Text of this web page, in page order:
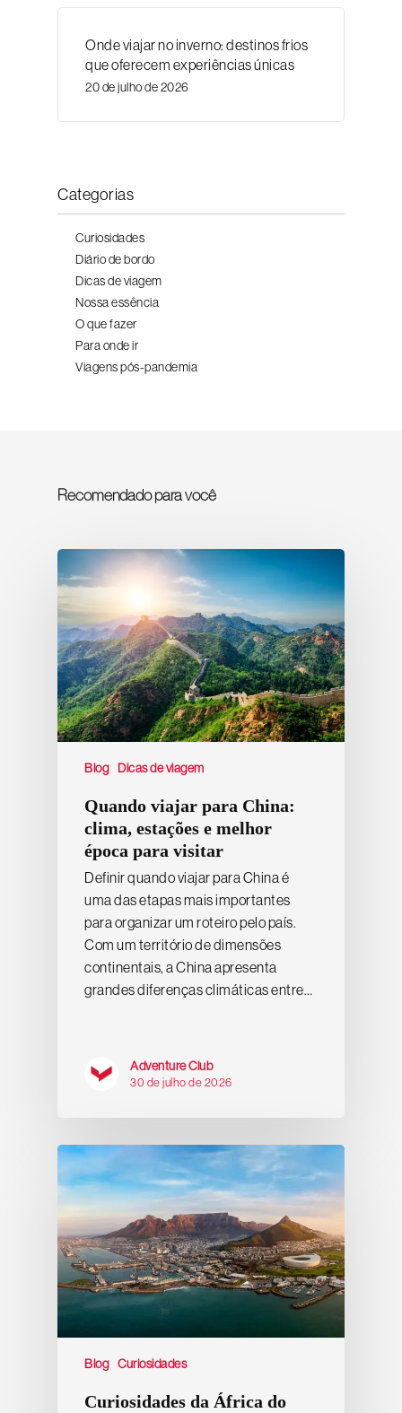
Onde viajar no inverno: destinos frios
que oferecem experiências únicas
20 de julho de 2026
Categorias
Curiosidades
Diário de bordo
Dicas de viagem
Nossa essência
O que fazer
Para onde ir
Viagens pós-pandemia
Recomendado para você
Blog Dicas de viagem
Quando viajar para China:
clima, estações e melhor
época para visitar
Definir quando viajar para China é
uma das etapas mais importantes
para organizar um roteiro pelo país.
Com um território de dimensões
continentais, a China apresenta
grandes diferenças climáticas entre…
Adventure Club
30 de julho de 2026
Blog Curiosidades
Curiosidades da África do